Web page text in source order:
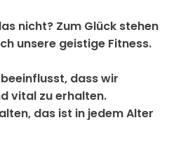
nicht? Zum Glück stehen
unsere geistige Fitness.
dass wir
vital zu erhalten.
das ist in jedem Alter